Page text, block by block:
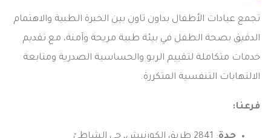
تجمع عيادات الأطفال بداون تاون بين الخبرة الطبية والاهتمام
الدقيق بصحة الطفل في بيئة طبية مريحة وآمنة، مع تقديم
خدمات متكاملة لتقييم الربو والحساسية الصدرية ومتابعة
الالتهابات التنفسية المتكررة.
فرعنا: